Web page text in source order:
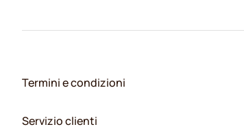
Termini e condizioni
Servizio clienti